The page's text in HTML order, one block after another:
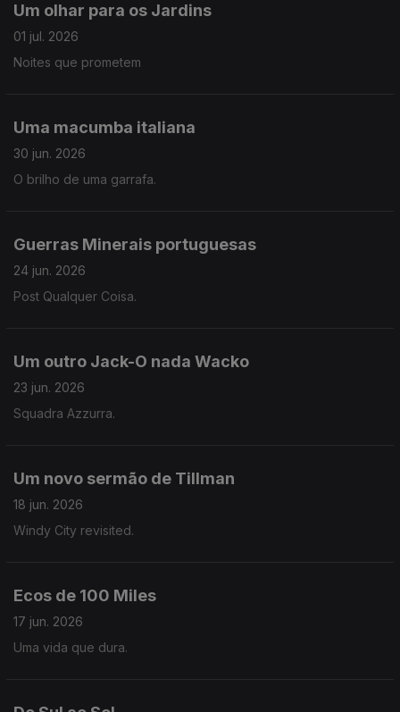
Um olhar para os Jardins
01 jul. 2026
Noites que prometem
Uma macumba italiana
30 jun. 2026
O brilho de uma garrafa.
Guerras Minerais portuguesas
24 jun. 2026
Post Qualquer Coisa.
Um outro Jack-O nada Wacko
23 jun. 2026
Squadra Azzurra.
Um novo sermão de Tillman
18 jun. 2026
Windy City revisited.
Ecos de 100 Miles
17 jun. 2026
Uma vida que dura.